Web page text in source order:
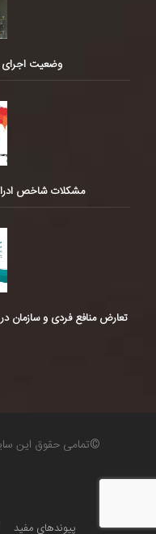
وضعیت اجرای
مشکلات شاخص
تعارض منافع فردی و سازمان
©تمامی حقوق این
پیوندهای مفید